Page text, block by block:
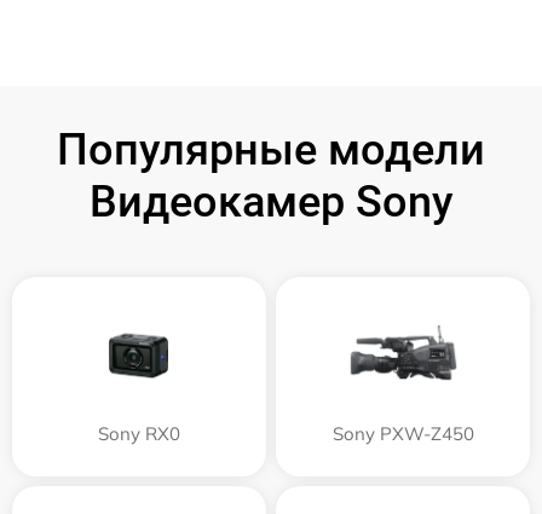
Популярные модели
Видеокамер Sony
Sony RX0 Sony PXW-Z450